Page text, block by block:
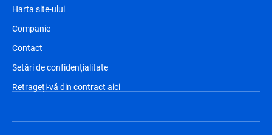
Harta site-ului
Companie
Contact
Setări de confidențialitate
Retrageți-vă din contract aici